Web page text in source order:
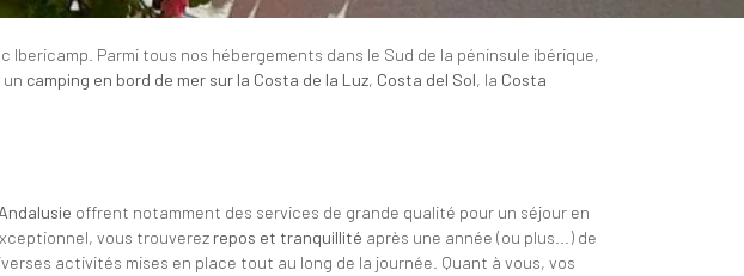
Ibericamp. Parmi tous nos hébergements dans le Sud de la péninsule ibérique,
camping en bord de mer sur la Costa de la Luz, Costa del Sol, la Costa
offrent notamment des services de grande qualité pour un séjour en
vous trouverez repos et tranquillité après une année (ou plus...) de
activités mises en place tout au long de la journée. Quant à vous, vos